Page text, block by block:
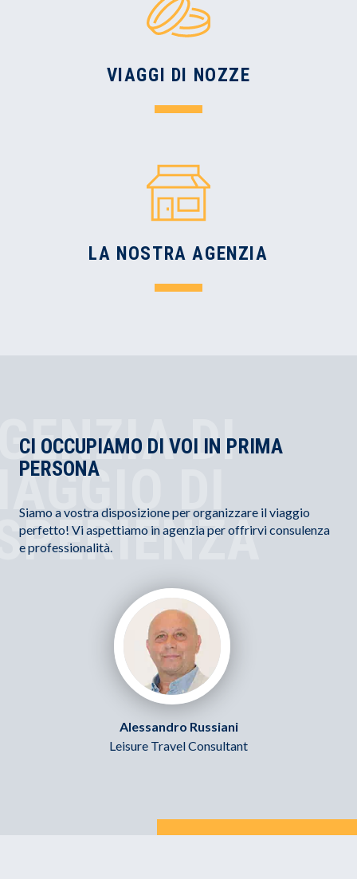
VIAGGI DI NOZZE
LA NOSTRA AGENZIA
DI
DI
CI OCCUPIAMO DI VOI IN PRIMA
PERSONA
Siamo a vostra disposizione per organizzare il viaggio
perfetto! Vi aspettiamo in agenzia per offrirvi consulenza
e professionalità.
Alessandro Russiani
Leisure Travel Consultant